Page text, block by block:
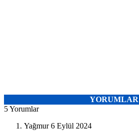
YORUMLAR
5 Yorumlar
Yağmur 6 Eylül 2024